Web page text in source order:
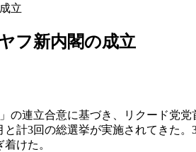
立
フ新内閣の成立
の連立合意に基づき、リクード党
と計3回の総選挙が実施されてきた
けた。